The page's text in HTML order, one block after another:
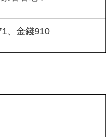
、金錢910